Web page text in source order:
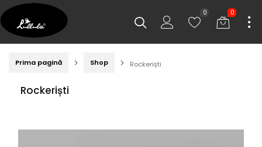
0
0
Prima pagină Shop Rockeriști
Rockeriști